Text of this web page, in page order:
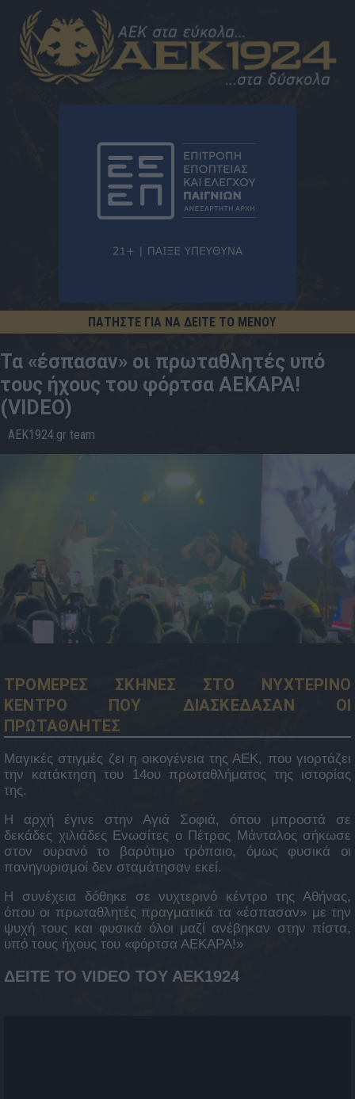
ΠΑΤΗΣΤΕ ΓΙΑ ΝΑ ΔΕΙΤΕ ΤΟ ΜΕΝΟΥ
Τα «έσπασαν» οι πρωταθλητές υπό
τους ήχους του φόρτσα ΑΕΚΑΡΑ!
(VIDEO)
AEK1924.gr team
ΤΡΟΜΕΡΕΣ ΣΚΗΝΕΣ ΣΤΟ ΝΥΧΤΕΡΙΝΟ
ΚΕΝΤΡΟ ΠΟΥ ΔΙΑΣΚΕΔΑΣΑΝ ΟΙ
ΠΡΩΤΑΘΛΗΤΕΣ
Μαγικές στιγμές ζει η οικογένεια της ΑΕΚ, που γιορτάζει
την κατάκτηση του 14ου πρωταθλήματος της ιστορίας
της.
Η αρχή έγινε στην Αγιά Σοφιά, όπου μπροστά σε
δεκάδες χιλιάδες Ενωσίτες ο Πέτρος Μάνταλος σήκωσε
στον ουρανό το βαρύτιμο τρόπαιο, όμως φυσικά οι
πανηγυρισμοί δεν σταμάτησαν εκεί.
Η συνέχεια δόθηκε σε νυχτερινό κέντρο της Αθήνας,
όπου οι πρωταθλητές πραγματικά τα «έσπασαν» με την
ψυχή τους και φυσικά όλοι μαζί ανέβηκαν στην πίστα,
υπό τους ήχους του «φόρτσα ΑΕΚΑΡΑ!»
ΔΕΙΤΕ ΤΟ VIDEO TOY AEK1924